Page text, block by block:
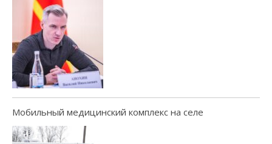
Мобильный медицинский комплекс на селе